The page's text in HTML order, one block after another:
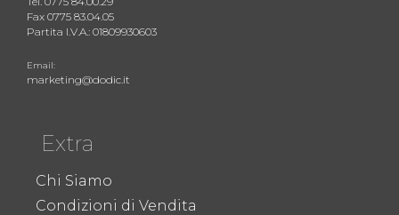
Fax 0775 83.04.05
Partita I.V.A.: 01809930603
Email:
marketing@dodic.it
Extra
Chi Siamo
Condizioni di Vendita